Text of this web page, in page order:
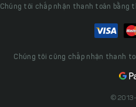
Chúng tôi chấp nhận thanh toán bằng
Chúng tôi cũng chấp nhận thanh
©